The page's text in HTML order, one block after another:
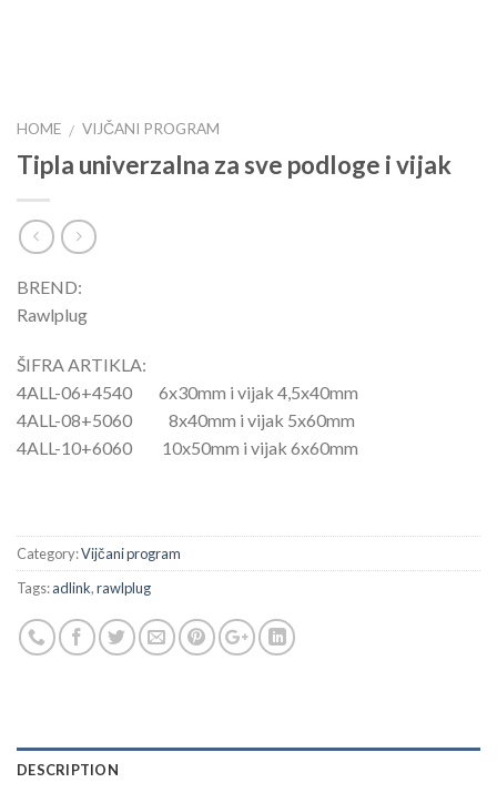
HOME / VIJČANI PROGRAM
Tipla univerzalna za sve podloge i vijak
BREND:
Rawlplug
ŠIFRA ARTIKLA:
4ALL-06+4540 6x30mm i vijak 4,5x40mm
4ALL-08+5060 8x40mm i vijak 5x60mm
4ALL-10+6060 10x50mm i vijak 6x60mm
Category:Vijčani program
Tags:adlink,rawlplug
DESCRIPTION